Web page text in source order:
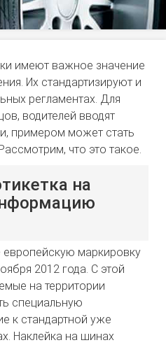
имеют важное значение
Их стандартизируют и
регламентах. Для
водителей вводят
примером может стать
что это такое.
на
европейскую маркировку
2012 года. С этой
на территории
специальную
к стандартной уже
Наклейка на шинах